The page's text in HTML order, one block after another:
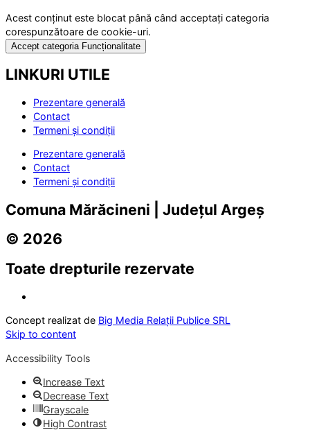
Acest conținut este blocat până când acceptați categoria
corespunzătoare de cookie-uri.
Accept categoria Funcționalitate
LINKURI UTILE
Prezentare generală
Contact
Termeni și condiții
Prezentare generală
Contact
Termeni și condiții
Comuna Mărăcineni | Județul Argeș
© 2026
Toate drepturile rezervate
Concept realizat de Big Media Relații Publice SRL
Skip to content
Accessibility Tools
Increase Text
Decrease Text
Grayscale
High Contrast